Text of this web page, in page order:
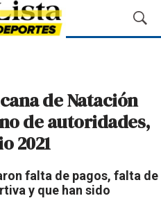
M
o
B
q
u
de Natación
de autoridades,
2021
falta de pagos, falta de
y que han sido